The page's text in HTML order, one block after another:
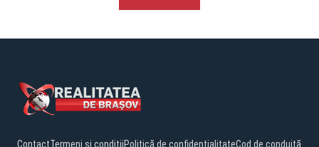
ContactTermeni și condițiiPolitică de confidențialitateCod de conduită